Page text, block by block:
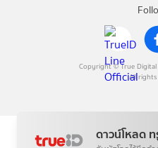
ดาวน์โหลด
Copyright © True
All